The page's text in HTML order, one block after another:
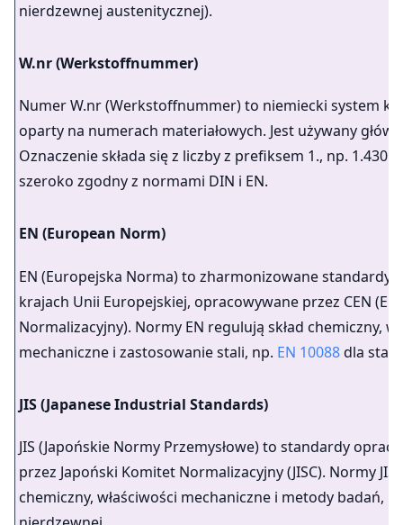
nierdzewnej austenitycznej).
W.nr (Werkstoffnummer)
Numer W.nr (Werkstoffnummer) to niemiecki system
oparty na numerach materiałowych. Jest używany
Oznaczenie składa się z liczby z prefiksem 1., np.
szeroko zgodny z normami DIN i EN.
EN (European Norm)
EN (Europejska Norma) to zharmonizowane standardy
krajach Unii Europejskiej, opracowywane przez CEN
Normalizacyjny). Normy EN regulują skład chemiczny,
mechaniczne i zastosowanie stali, np. EN 10088dla stali
JIS (Japanese Industrial Standards)
JIS (Japońskie Normy Przemysłowe) to standardy
przez Japoński Komitet Normalizacyjny (JISC). Normy JIS
chemiczny, właściwości mechaniczne i metody badań,